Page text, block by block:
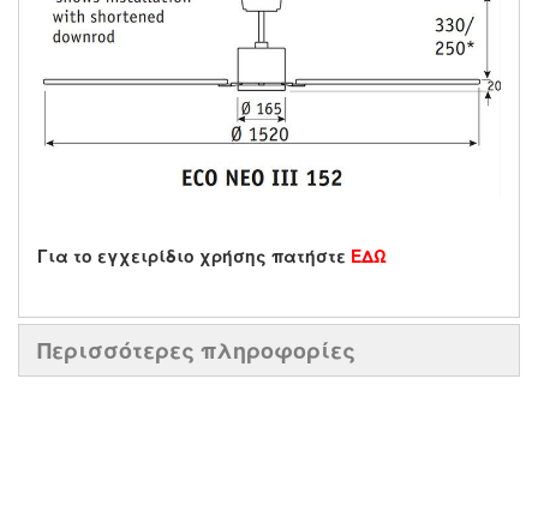
Για το εγχειρίδιο χρήσης πατήστε ΕΔΩ
Περισσότερες πληροφορίες